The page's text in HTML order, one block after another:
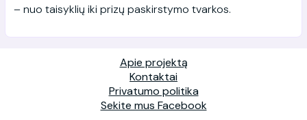
– nuo taisyklių iki prizų paskirstymo tvarkos.
Apie projektą
Kontaktai
Privatumo politika
Sekite mus Facebook